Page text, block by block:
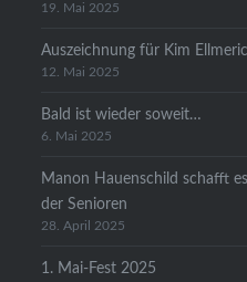
19. Mai 2025
Auszeichnung für Kim
12. Mai 2025
Bald ist wieder soweit…
6. Mai 2025
Manon Hauenschild schafft
der Senioren
28. April 2025
1. Mai-Fest 2025